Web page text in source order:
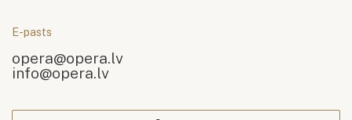
E-pasts
opera@opera.lv
info@opera.lv